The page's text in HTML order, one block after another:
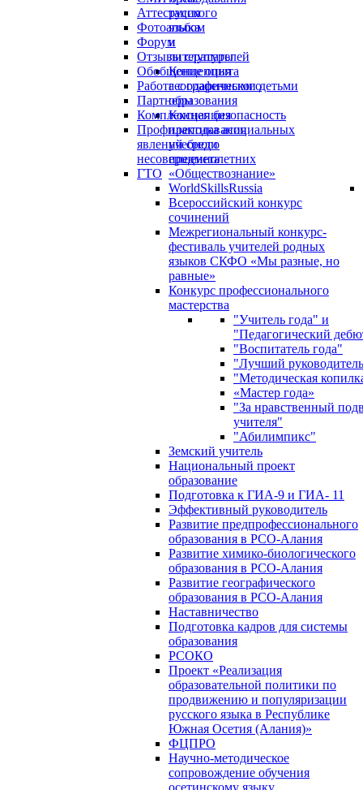
русского
языка
и
литературы
Концепция
географического
образования
Концепция
преподавания
учебного
предмета
«Обществознание»
WorldSkillsRussia
Всероссийский конкурс
сочинений
Межрегиональный конкурс-
фестиваль учителей родных
языков СКФО «Мы разные, но
равные»
Конкурс профессионального
мастерства
"Учитель года" и
"Педагогический
"Воспитатель года"
"Лучший
"Методическая
«Мастер года»
"За нравственный
учителя"
"Абилимпикс"
Земский учитель
Национальный проект
образование
Подготовка к ГИА-9 и ГИА- 11
Эффективный руководитель
Развитие предпрофессионального
образования в РСО-Алания
Развитие химико-биологического
образования в РСО-Алания
Развитие географического
образования в РСО-Алания
Наставничество
Подготовка кадров для системы
образования
РСОКО
Проект «Реализация
образовательной политики по
продвижению и популяризации
русского языка в Республике
Южная Осетия (Алания)»
ФЦПРО
Научно-методическое
сопровождение обучения
осетинскому языку
Аттестация
Фотоальбом
Форум
Отзывы слушателей
Обобщение опыта
Работа с одаренными детьми
Партнеры
Комплексная безопасность
Профилактика асоциальных
явлений среди
несовершеннолетних
ГТО